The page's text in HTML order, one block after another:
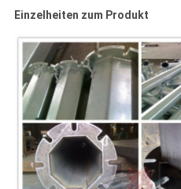
Einzelheiten zum Produkt